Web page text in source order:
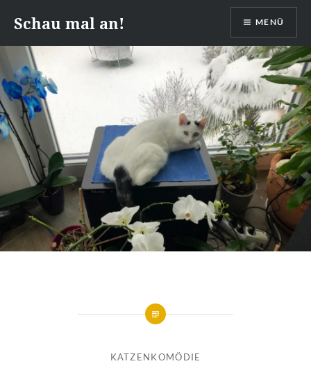
Inhalt
springen
Schau mal an! MENÜ
KATZENKOMÖDIE